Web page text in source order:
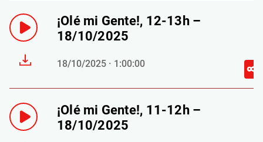
¡Olé mi Gente!, 12-13h –
18/10/2025
18/10/2025 · 1:00:00
¡Olé mi Gente!, 11-12h –
18/10/2025